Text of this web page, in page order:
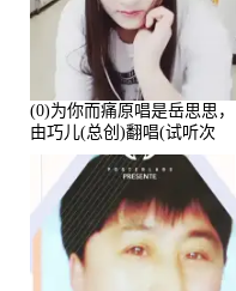
(0)为你而痛原唱是岳思思，
由巧儿(总创)翻唱(试听次
数:108697)